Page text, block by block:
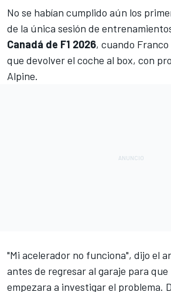
No se habían cumplido aún los
de la única sesión de
Canadá de F1 2026, cuando
que devolver el coche al box, con
Alpine.
"Mi acelerador no funciona", dijo el
antes de regresar al garaje para que
empezara a investigar el problema.